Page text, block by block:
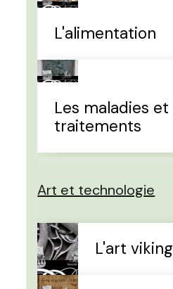
L'alimentation
Les maladies et
traitements
Art et technologie
L'art viking